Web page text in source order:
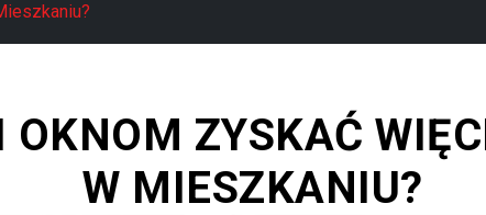
ZYSKAĆ
W MIESZKANIU?